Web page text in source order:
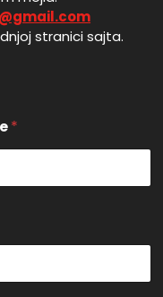
stranici sajta.
*